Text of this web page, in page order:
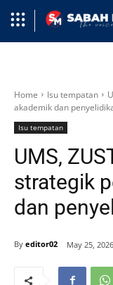
Home Isu tempatan
akademik dan
Isu tempatan
UMS,
strategik
dan
By editor02 May 25, 2026